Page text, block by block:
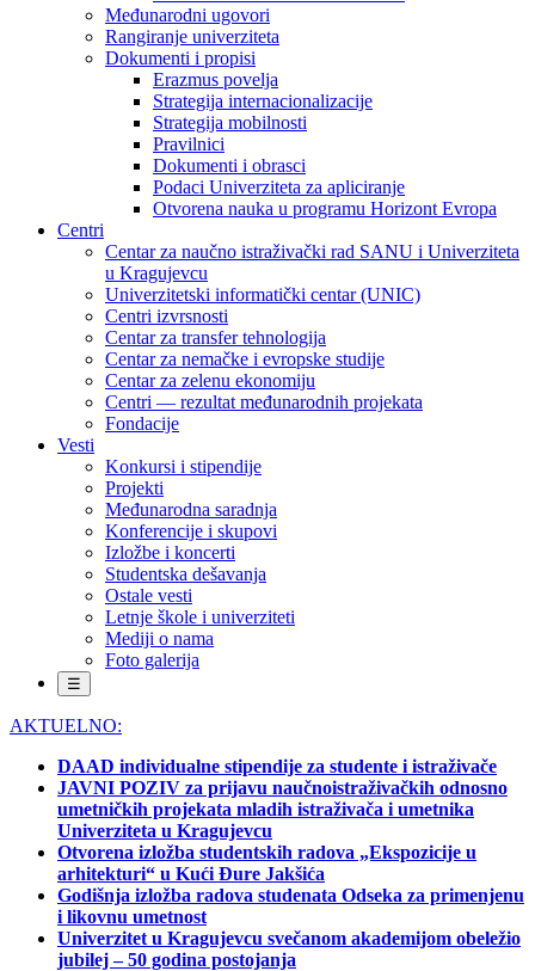
Međunarodni ugovori
Rangiranje univerziteta
Dokumenti i propisi
Erazmus povelja
Strategija internacionalizacije
Strategija mobilnosti
Pravilnici
Dokumenti i obrasci
Podaci Univerziteta za apliciranje
Otvorena nauka u programu Horizont Evropa
Centri
Centar za naučno istraživački rad SANU i Univerziteta
u Kragujevcu
Univerzitetski informatički centar (UNIC)
Centri izvrsnosti
Centar za transfer tehnologija
Centar za nemačke i evropske studije
Centar za zelenu ekonomiju
Centri — rezultat međunarodnih projekata
Fondacije
Vesti
Konkursi i stipendije
Projekti
Međunarodna saradnja
Konferencije i skupovi
Izložbe i koncerti
Studentska dešavanja
Ostale vesti
Letnje škole i univerziteti
Mediji o nama
Foto galerija
☰
AKTUELNO:
DAAD individualne stipendije za studente i istraživače
JAVNI POZIV za prijavu naučnoistraživačkih odnosno
umetničkih projekata mladih istraživača i umetnika
Univerziteta u Kragujevcu
Otvorena izložba studentskih radova „Ekspozicije u
arhitekturi“ u Kući Đure Jakšića
Godišnja izložba radova studenata Odseka za primenjenu
i likovnu umetnost
Univerzitet u Kragujevcu svečanom akademijom obeležio
jubilej – 50 godina postojanja